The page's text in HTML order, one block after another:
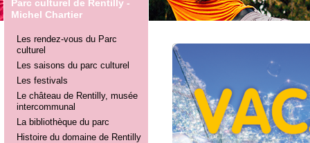
Parc culturel de Rentilly -
Michel Chartier
Les rendez-vous du Parc
culturel
Les saisons du parc culturel
Les festivals
Le château de Rentilly, musée
intercommunal
La bibliothèque du parc
Histoire du domaine de Rentilly